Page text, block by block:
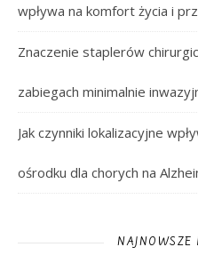
wpływa na komfort życia i
Znaczenie staplerów
zabiegach minimalnie
Jak czynniki lokalizacyjne
ośrodku dla chorych na
NAJNOWSZE